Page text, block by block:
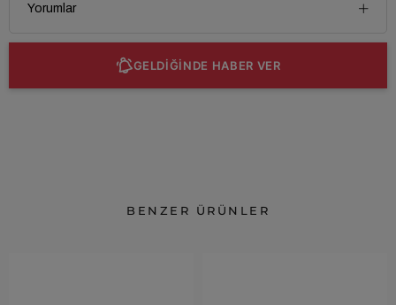
Yorumlar
GELDİĞİNDE HABER VER
BENZER ÜRÜNLER